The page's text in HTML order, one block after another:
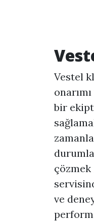
Vestel
bir
çözmek
ve